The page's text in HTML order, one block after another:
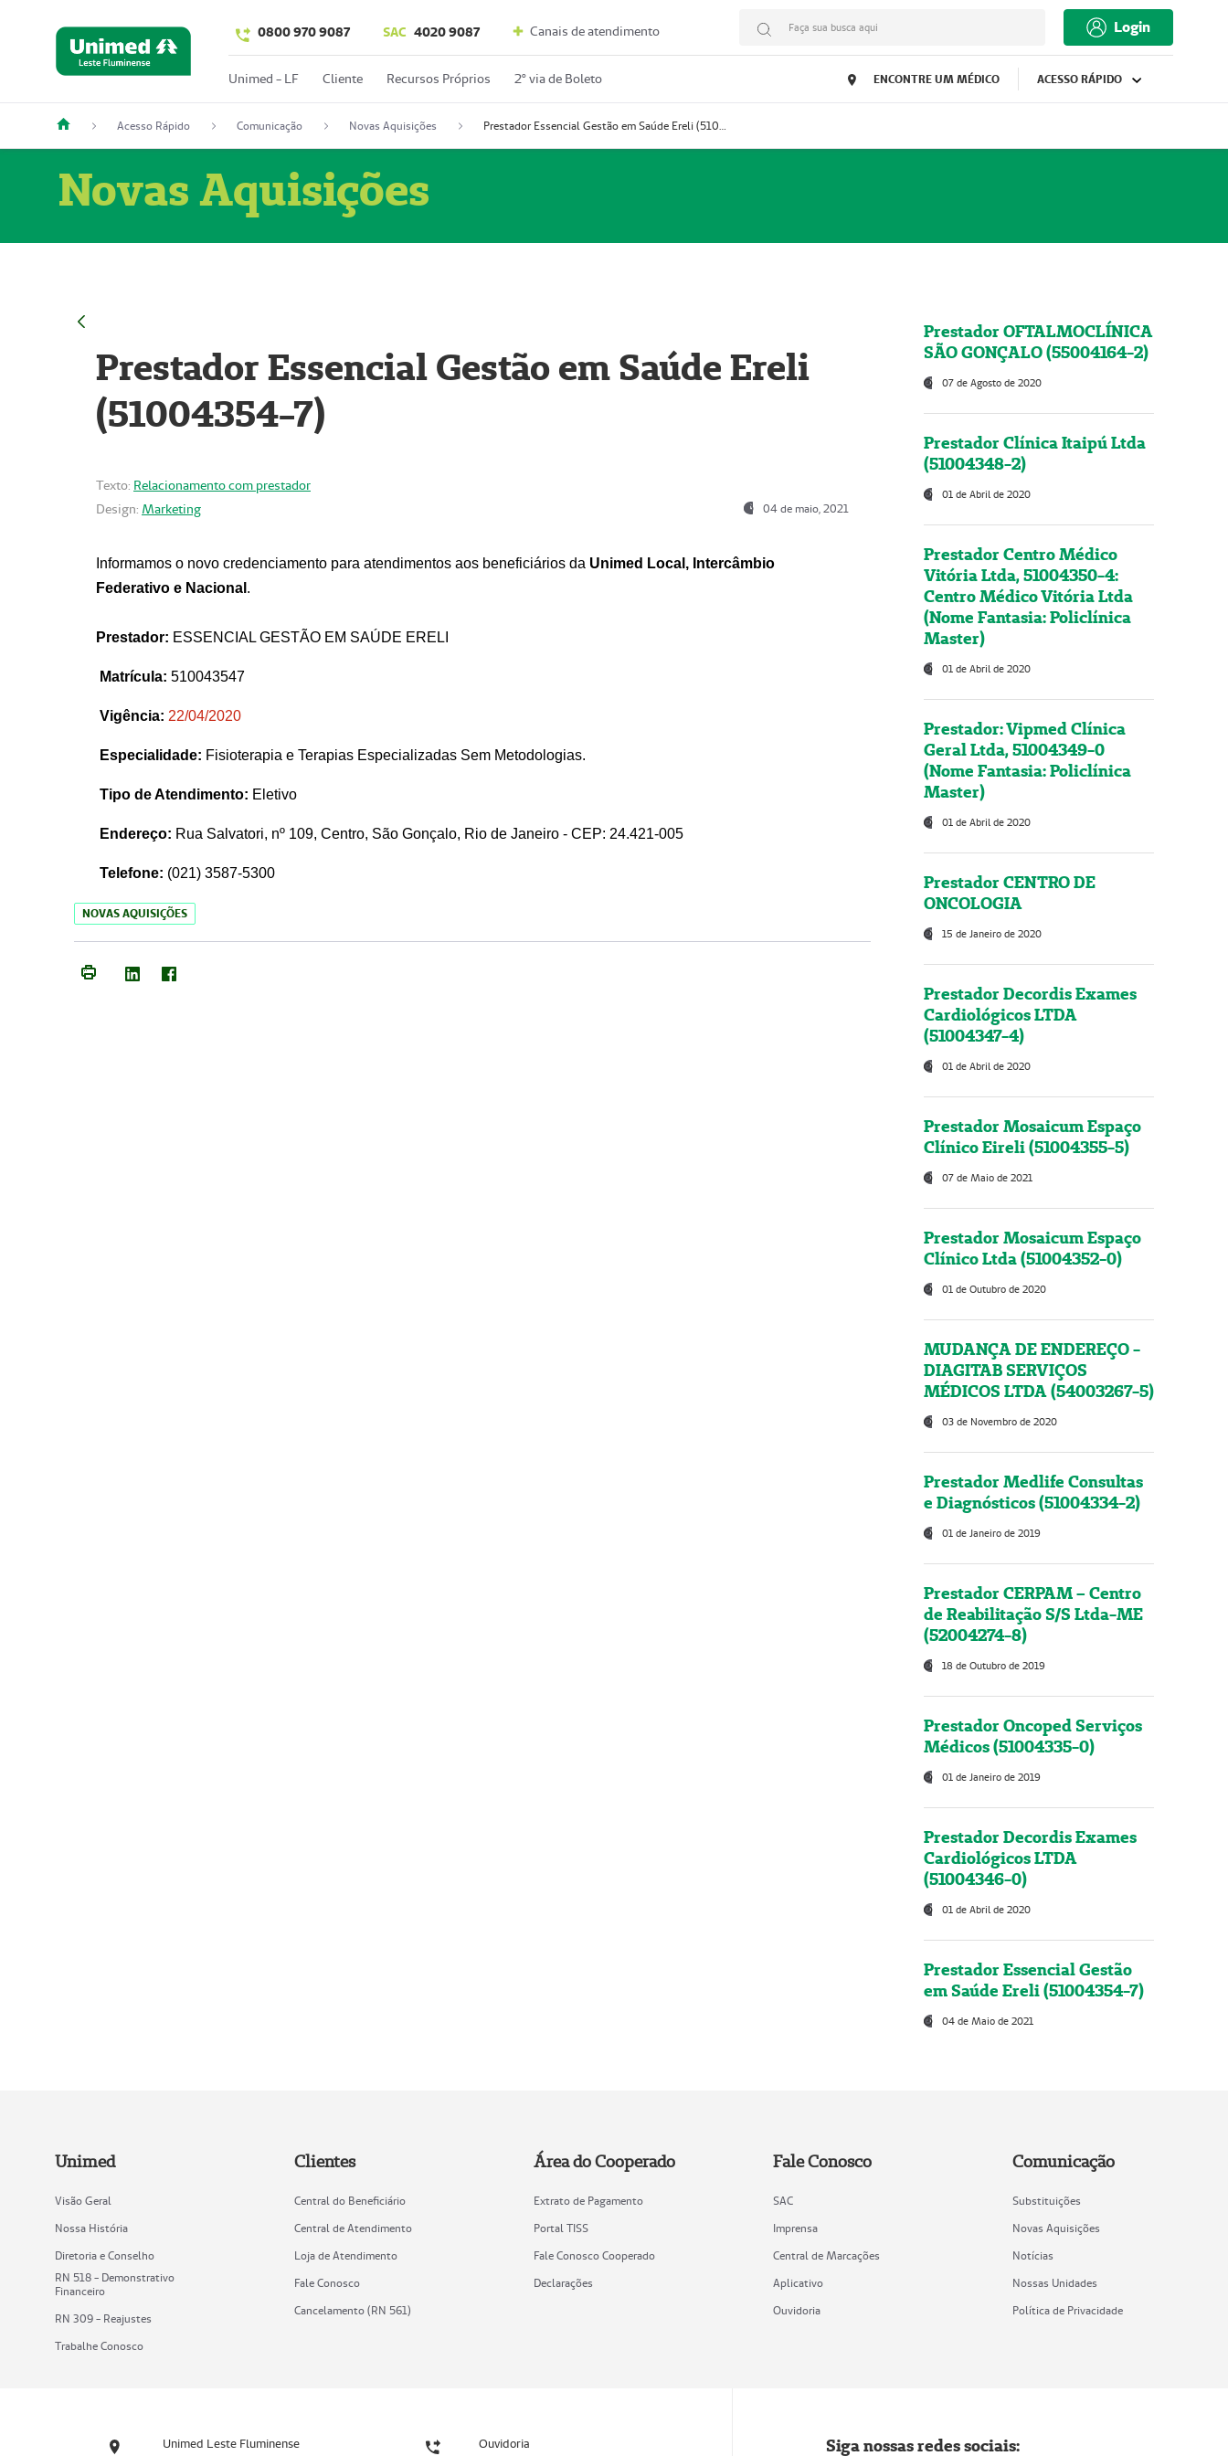
0800 970 9087 SAC 4020 9087 Canais de atendimento Faça sua busca aqui Login
Unimed - LF Cliente Recursos Próprios 2º via de Boleto ENCONTRE UM MÉDICO ACESSO RÁPIDO
Acesso Rápido Comunicação Novas Aquisições Prestador Essencial Gestão em Saúde Ereli (51004354-7)
Novas Aquisições
Prestador Essencial Gestão em Saúde Ereli
(51004354-7)
Texto: Relacionamento com prestador
Design: Marketing 04 de maio, 2021
Informamos o novo credenciamento para atendimentos aos beneficiários da Unimed Local, Intercâmbio
Federativo e Nacional .
Prestador: ESSENCIAL GESTÃO EM SAÚDE ERELI
Matrícula: 510043547
Vigência: 22/04/2020
Especialidade: Fisioterapia e Terapias Especializadas Sem Metodologias.
Tipo de Atendimento: Eletivo
Endereço: Rua Salvatori, nº 109, Centro, São Gonçalo, Rio de Janeiro - CEP: 24.421-005
Telefone: (021) 3587-5300
NOVAS AQUISIÇÕES
Prestador OFTALMOCLÍNICA
SÃO GONÇALO (55004164-2)
07 de Agosto de 2020
Prestador Clínica Itaipú Ltda
(51004348-2)
01 de Abril de 2020
Prestador Centro Médico
Vitória Ltda, 51004350-4:
Centro Médico Vitória Ltda
(Nome Fantasia: Policlínica
Master)
01 de Abril de 2020
Prestador: Vipmed Clínica
Geral Ltda, 51004349-0
(Nome Fantasia: Policlínica
Master)
01 de Abril de 2020
Prestador CENTRO DE
ONCOLOGIA
15 de Janeiro de 2020
Prestador Decordis Exames
Cardiológicos LTDA
(51004347-4)
01 de Abril de 2020
Prestador Mosaicum Espaço
Clínico Eireli (51004355-5)
07 de Maio de 2021
Prestador Mosaicum Espaço
Clínico Ltda (51004352-0)
01 de Outubro de 2020
MUDANÇA DE ENDEREÇO -
DIAGITAB SERVIÇOS
MÉDICOS LTDA (54003267-5)
03 de Novembro de 2020
Prestador Medlife Consultas
e Diagnósticos (51004334-2)
01 de Janeiro de 2019
Prestador CERPAM – Centro
de Reabilitação S/S Ltda-ME
(52004274-8)
18 de Outubro de 2019
Prestador Oncoped Serviços
Médicos (51004335-0)
01 de Janeiro de 2019
Prestador Decordis Exames
Cardiológicos LTDA
(51004346-0)
01 de Abril de 2020
Prestador Essencial Gestão
em Saúde Ereli (51004354-7)
04 de Maio de 2021
Unimed
Visão Geral
Nossa História
Diretoria e Conselho
RN 518 - Demonstrativo
Financeiro
RN 309 - Reajustes
Trabalhe Conosco
Clientes
Central do Beneficiário
Central de Atendimento
Loja de Atendimento
Fale Conosco
Cancelamento (RN 561)
Área do Cooperado
Extrato de Pagamento
Portal TISS
Fale Conosco Cooperado
Declarações
Fale Conosco
SAC
Imprensa
Central de Marcações
Aplicativo
Ouvidoria
Comunicação
Substituições
Novas Aquisições
Notícias
Nossas Unidades
Política de Privacidade
Unimed Leste Fluminense Ouvidoria Siga nossas redes sociais: